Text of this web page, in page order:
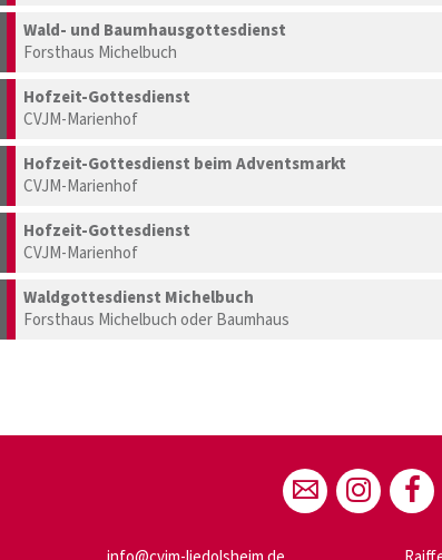
Wald- und Baumhausgottesdienst
Forsthaus Michelbuch
Hofzeit-Gottesdienst
CVJM-Marienhof
Hofzeit-Gottesdienst beim Adventsmarkt
CVJM-Marienhof
Hofzeit-Gottesdienst
CVJM-Marienhof
Waldgottesdienst Michelbuch
Forsthaus Michelbuch oder Baumhaus